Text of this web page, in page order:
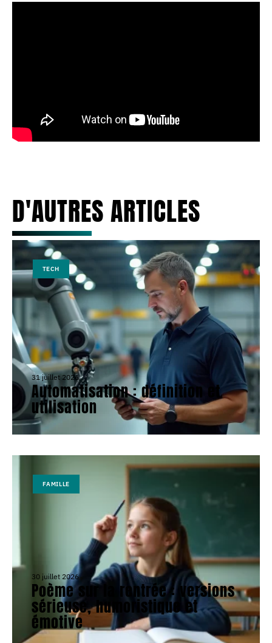
D'AUTRES ARTICLES
TECH
31 juillet 2026
Automatisation : définition et
utilisation
FAMILLE
30 juillet 2026
Poème sur la rentrée : versions
sérieuse, humoristique et
émotive